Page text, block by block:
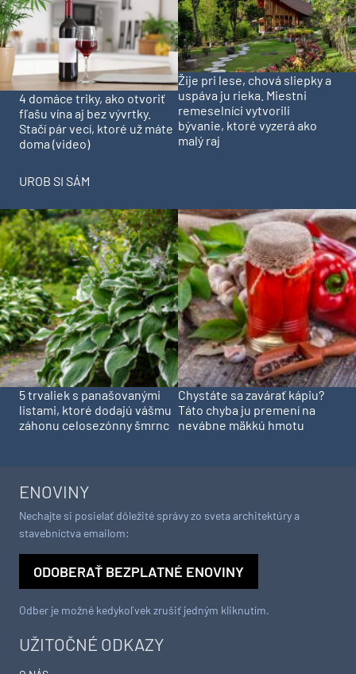
4 domáce triky, ako otvoriť
fľašu vína aj bez vývrtky.
Stačí pár vecí, ktoré už máte
doma (video)
Žije pri lese, chová sliepky a
uspáva ju rieka. Miestni
remeselníci vytvorili
bývanie, ktoré vyzerá ako
malý raj
UROB SI SÁM
5 trvaliek s panašovanými
listami, ktoré dodajú vášmu
záhonu celosezónny šmrnc
Chystáte sa zavárať kápiu?
Táto chyba ju premení na
nevábne mäkkú hmotu
UŽITOČNÉ ODKAZY
ENOVINY
Nechajte si posielať dôležité správy zo sveta architektúry a
stavebníctva emailom:
ODOBERAŤ BEZPLATNÉ ENOVINY
Odber je možné kedykoľvek zrušiť jedným kliknutím.